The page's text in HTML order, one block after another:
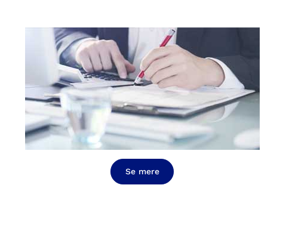
Se mere